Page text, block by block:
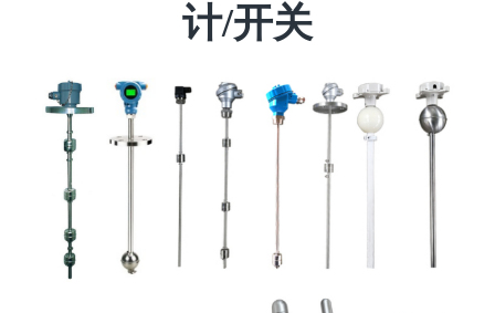
计/开关